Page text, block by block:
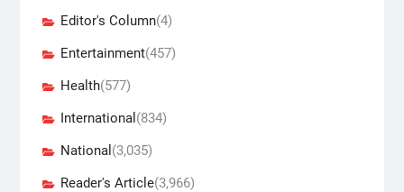
Editor's Column(4)
Entertainment(457)
Health(577)
International (834)
National (3,035)
Reader's Article(3,966)